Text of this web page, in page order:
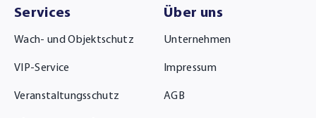
Services
Wach- und Objektschutz
VIP-Service
Veranstaltungsschutz
Über uns
Unternehmen
Impressum
AGB